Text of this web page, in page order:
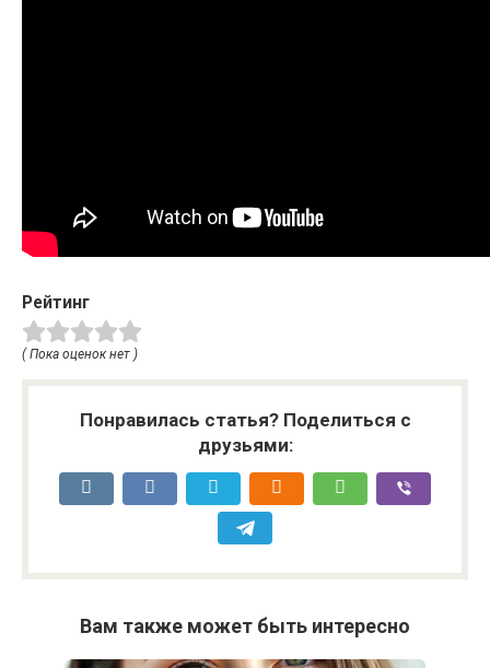
Рейтинг
( Пока оценок нет )
Понравилась статья? Поделиться с
друзьями:
Вам также может быть интересно